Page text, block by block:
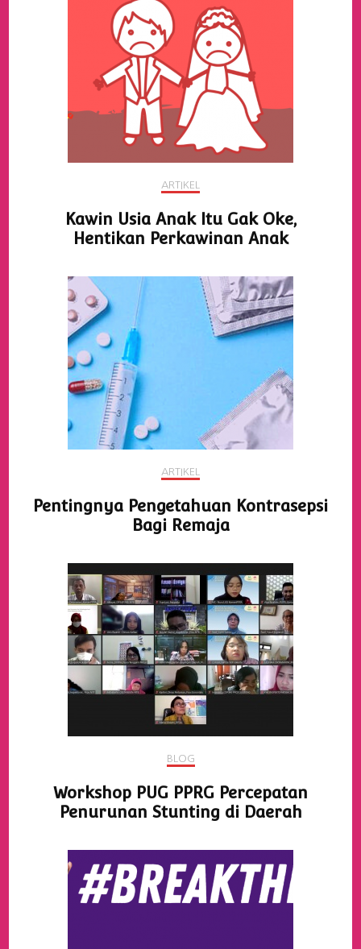
ARTIKEL
Kawin Usia Anak Itu Gak Oke,
Hentikan Perkawinan Anak
ARTIKEL
Pentingnya Pengetahuan Kontrasepsi
Bagi Remaja
BLOG
Workshop PUG PPRG Percepatan
Penurunan Stunting di Daerah